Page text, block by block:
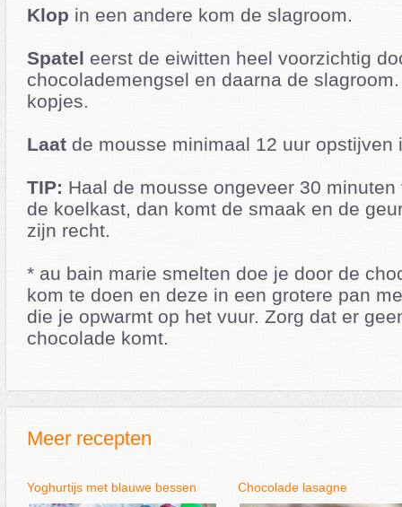
Klop in een andere kom de slagroom.
Spatel eerst de eiwitten heel voorzichtig
chocolademengsel en daarna de
kopjes.
Laat de mousse minimaal 12 uur opstijven
TIP: Haal de mousse ongeveer 30
de koelkast, dan komt de smaak en de
zijn recht.
* au bain marie smelten doe je door de
kom te doen en deze in een grotere pan
die je opwarmt op het vuur. Zorg dat er
chocolade komt.
Meer recepten
Yoghurtijs met blauwe bessen Chocolade lasagne